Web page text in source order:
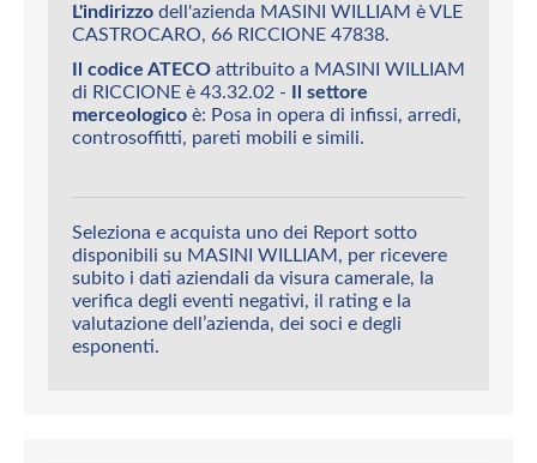
L'indirizzo dell'azienda MASINI WILLIAM è VLE
CASTROCARO, 66 RICCIONE 47838.
Il codice ATECO attribuito a MASINI WILLIAM
di RICCIONE è 43.32.02 - Il settore
merceologico è: Posa in opera di infissi, arredi,
controsoffitti, pareti mobili e simili.
Seleziona e acquista uno dei Report sotto
disponibili su MASINI WILLIAM, per ricevere
subito i dati aziendali da visura camerale, la
verifica degli eventi negativi, il rating e la
valutazione dell’azienda, dei soci e degli
esponenti.